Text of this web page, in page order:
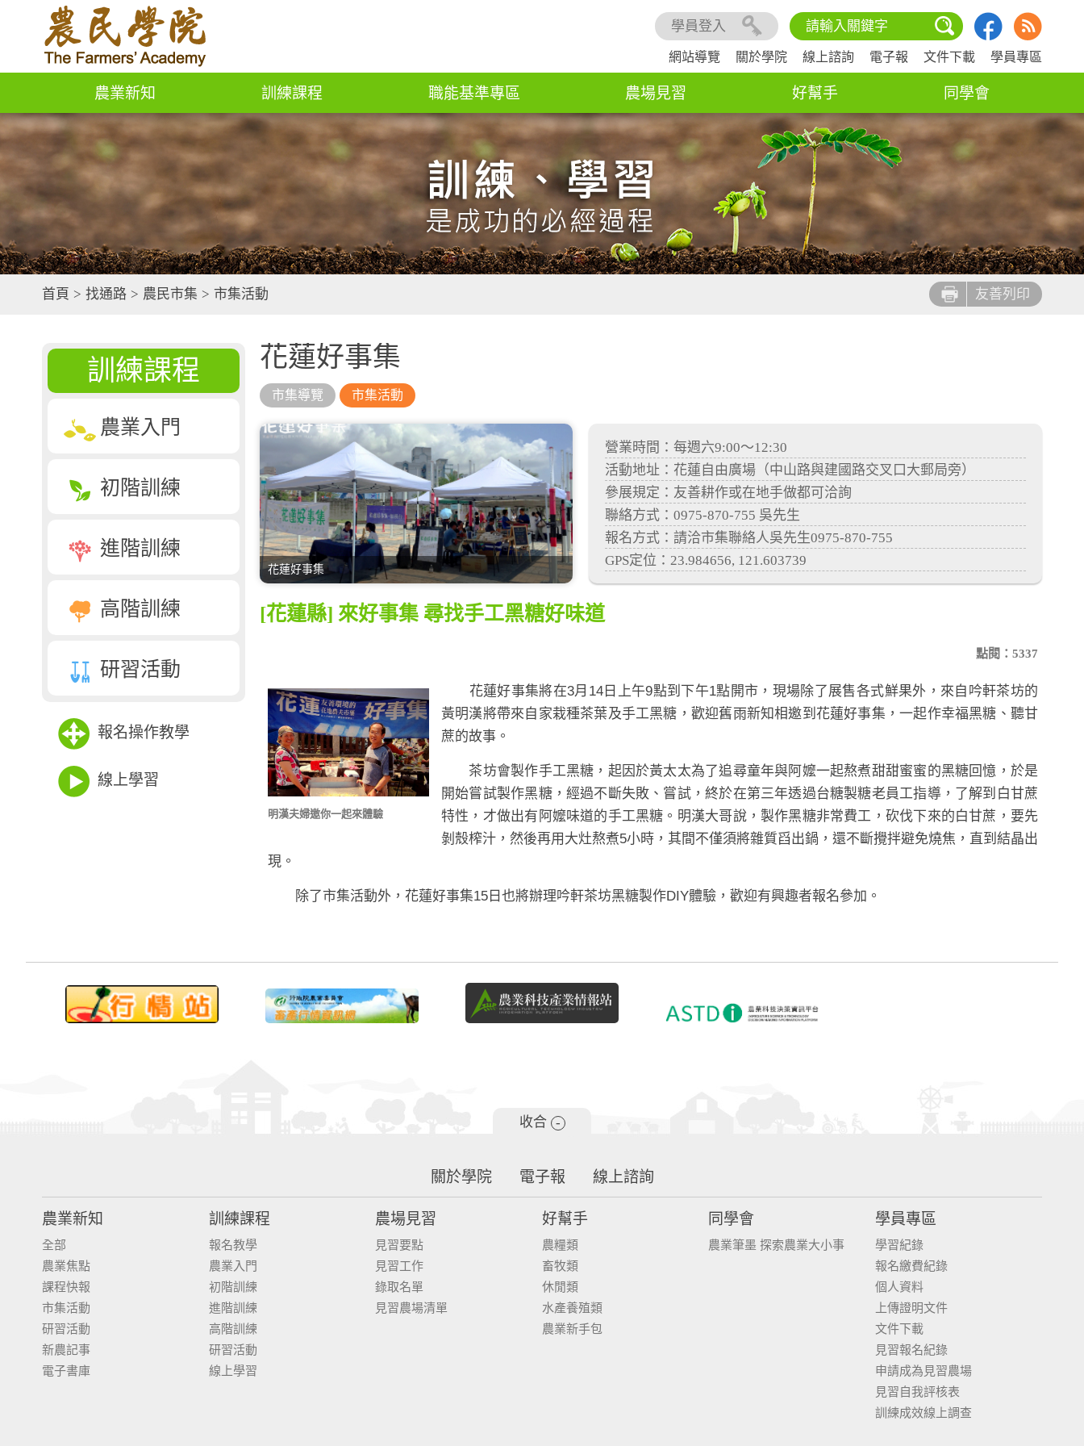
學員登入
網站導覽 關於學院 線上諮詢 電子報 文件下載 學員專區
農業新知 訓練課程 職能基準專區 農場見習 好幫手 同學會
首頁 > 找通路 > 農民市集 > 市集活動 友善列印
訓練課程
農業入門
初階訓練
進階訓練
高階訓練
研習活動
報名操作教學
線上學習
花蓮好事集
市集導覽 市集活動
花蓮好事集
營業時間：每週六9:00～12:30
活動地址：花蓮自由廣場（中山路與建國路交叉口大郵局旁）
參展規定：友善耕作或在地手做都可洽詢
聯絡方式：0975-870-755 吳先生
報名方式：請洽市集聯絡人吳先生0975-870-755
GPS定位：23.984656, 121.603739
[花蓮縣] 來好事集 尋找手工黑糖好味道
點閱：5337
明漢夫婦邀你一起來體驗
花蓮好事集將在3月 14日上午9點到下午1點開市，現場除了展售各式鮮果外，來自吟軒茶坊的
黃明漢將帶來自家栽種茶葉及手工黑糖，歡迎舊雨新知相邀到花蓮好事集，一起作幸福黑糖、聽甘
蔗的故事。
茶坊會製作手工黑糖，起因於黃太太為了追尋童年與阿嬤一起熬煮甜甜蜜蜜的黑糖回憶，於是
開始嘗試製作黑糖，經過不斷失敗、嘗試，終於在第三年透過台糖製糖老員工指導，了解到白甘蔗
特性，才做出有阿嬤味道的手工黑糖。明漢大哥說，製作黑糖非常費工，砍伐下來的白甘蔗，要先
剝殼榨汁，然後再用大灶熬煮5小時，其間不僅須將雜質舀出鍋，還不斷攪拌避免燒焦，直到結晶出
現。
除了市集活動外，花蓮好事集15 日也將辦理吟軒茶坊黑糖製作DIY體驗，歡迎有興趣者報名參加。
收合 -
關於學院 電子報 線上諮詢
農業新知
全部
農業焦點
課程快報
市集活動
研習活動
新農記事
電子書庫
訓練課程
報名教學
農業入門
初階訓練
進階訓練
高階訓練
研習活動
線上學習
農場見習
見習要點
見習工作
錄取名單
見習農場清單
好幫手
農糧類
畜牧類
休閒類
水產養殖類
農業新手包
同學會
農業筆墨 探索農業大小事
學員專區
學習紀錄
報名繳費紀錄
個人資料
上傳證明文件
文件下載
見習報名紀錄
申請成為見習農場
見習自我評核表
訓練成效線上調查